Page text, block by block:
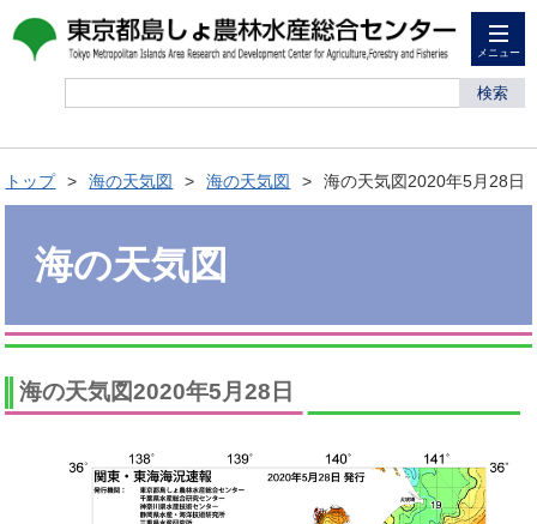
メニュー
検索
トップ 海の天気図 海の天気図 海の天気図2020年5月28日
海の天気図
海の天気図2020年5月28日